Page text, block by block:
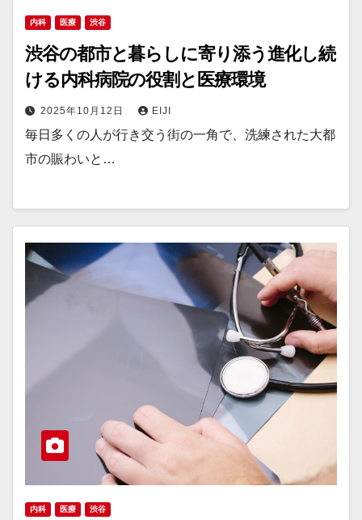
内科 医療 渋谷
渋谷の都市と暮らしに寄り添う進化し続
ける内科病院の役割と医療環境
2025年10月12日 EIJI
毎日多くの人が行き交う街の一角で、洗練された大都
市の賑わいと…
内科 医療 渋谷